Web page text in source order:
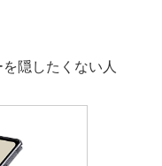
隠したくない人